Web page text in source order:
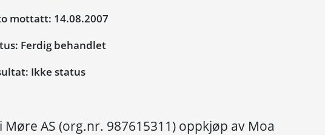
mottatt: 14.08.2007
Ferdig behandlet
Ikke status
Møre AS (org.nr. 987615311) oppkjøp av Moa